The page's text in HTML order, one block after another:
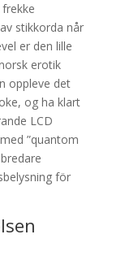
stikkorda når
er den lille
erotik
oppleve det
og ha klart
LCD
”quantom
för